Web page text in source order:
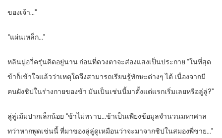
ของเจ้า…”
“แผ่นเหล็ก…”
หลินมู่อวี่ครุ่นคิดอยู่นาน ก่อนที่ดวงตาจะส่องแสงเป็นประกาย “ในที่สุด
ข้าก็เข้าใจแล้วว่าเหตุใดจึงสามารถเรียนรู้ทักษะต่างๆ ได้ เนื่องจากมี
คนฝังชิปในร่างกายของข้า มันเป็นเช่นนี้มาตั้งแต่แรกเริ่มเลยหรือลู่ลู่?”
ลู่ลู่เม้มปากเล็กน้อย “ข้าไม่ทราบ…ข้าเป็นเพียงข้อมูลจำนวนมหาศาล
ทว่าหากพูดเช่นนี้ ที่มาของลู่ลู่ดูเหมือนว่าจะมาจากชิปในสมองพี่ชาย…”